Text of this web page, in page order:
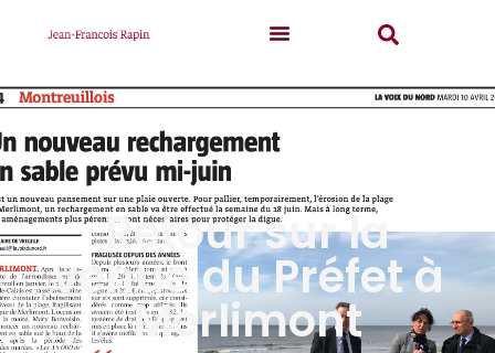
Retour sur la
venue du Préfet à
Merlimont